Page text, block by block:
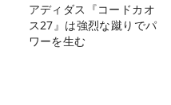
アディダス『コードカオ
ス27』は強烈な蹴りでパ
ワーを生む